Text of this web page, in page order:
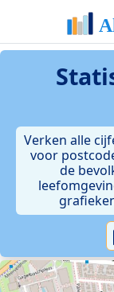
Verken alle
voor
de